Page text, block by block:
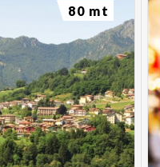
80 mt